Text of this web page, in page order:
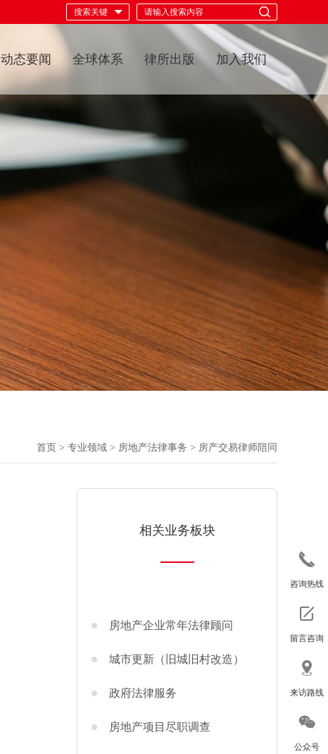
动态要闻 全球体系 律所出版 加入我们
首页 > 专业领域 > 房地产法律事务 > 房产交易律师陪同
相关业务板块
房地产企业常年法律顾问
城市更新（旧城旧村改造）
政府法律服务
房地产项目尽职调查
咨询热线
留言咨询
来访路线
公众号